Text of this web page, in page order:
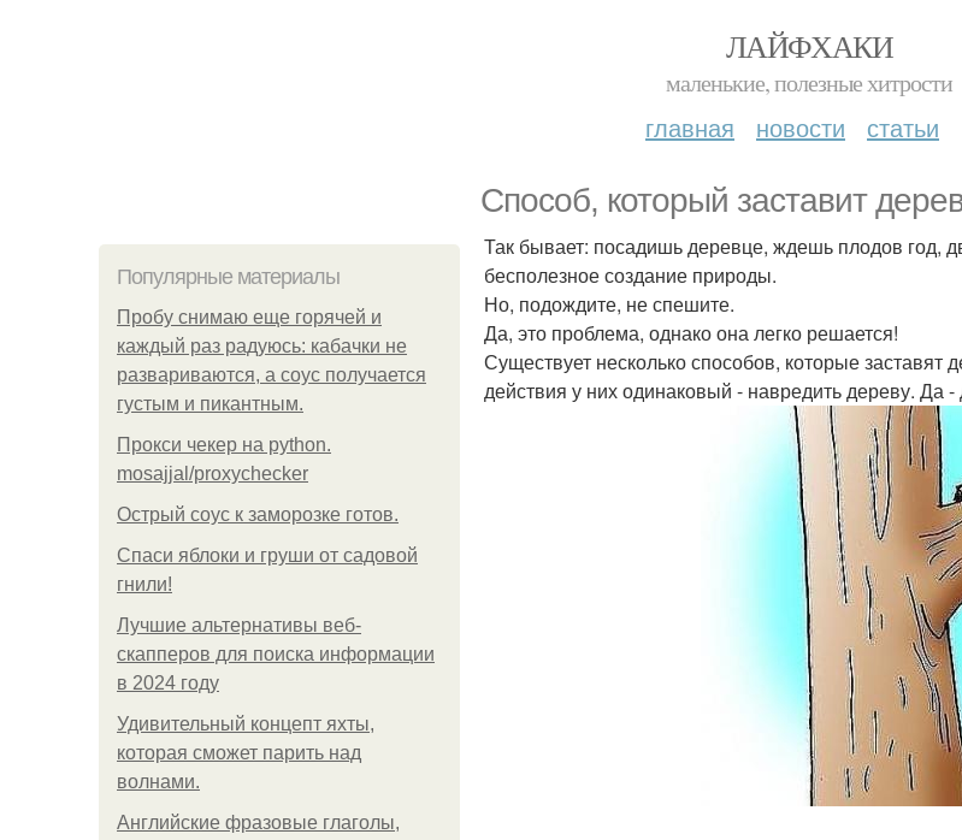
ЛАЙФХАКИ
маленькие, полезные хитрости
главная новости статьи
Способ, который заставит
Популярные материалы
Пробу снимаю еще горячей и
каждый раз радуюсь: кабачки не
развариваются, а соус получается
густым и пикантным.
Прокси чекер на python.
mosajjal/proxychecker
Острый соус к заморозке готов.
Спаси яблоки и груши от садовой
гнили!
Лучшие альтернативы веб-
скапперов для поиска информации
в 2024 году
Удивительный концепт яхты,
которая сможет парить над
волнами.
Английские фразовые глаголы,
Так бывает: посадишь деревце, ждешь плодов год,
бесполезное создание природы.
Но, подождите, не спешите.
Да, это проблема, однако она легко решается!
Существует несколько способов, которые
действия у них одинаковый - навредить дереву. Да